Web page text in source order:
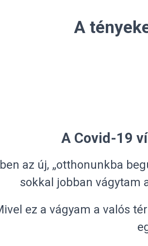
A
A Covid-19
az új, „otthonunkba
sokkal jobban vágytam
ez a vágyam a valós